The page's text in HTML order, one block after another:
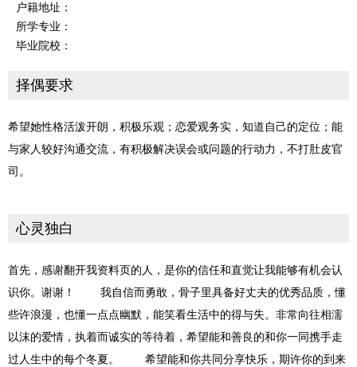
户籍地址：
所学专业：
毕业院校：
择偶要求
希望她性格活泼开朗，积极乐观；恋爱观务实，知道自己的定位；能
与家人较好沟通交流，有积极解决误会或问题的行动力，不打肚皮官
司。
心灵独白
首先，感谢翻开我资料页的人，是你的信任和直觉让我能够有机会认
识你。谢谢！ 我自信而勇敢，骨子里具备好丈夫的优秀品质，懂
些许浪漫，也懂一点点幽默，能笑看生活中的得与失。非常向往相濡
以沫的爱情，执着而诚实的等待着，希望能和善良的和你一同携手走
过人生中的每个冬夏。 希望能和你共同分享快乐，期许你的到来